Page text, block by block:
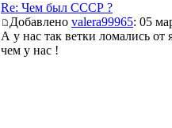
Re: Чем был СССР ?
Добавлено valera99965: 05
А у нас так ветки ломались от
чем у нас !